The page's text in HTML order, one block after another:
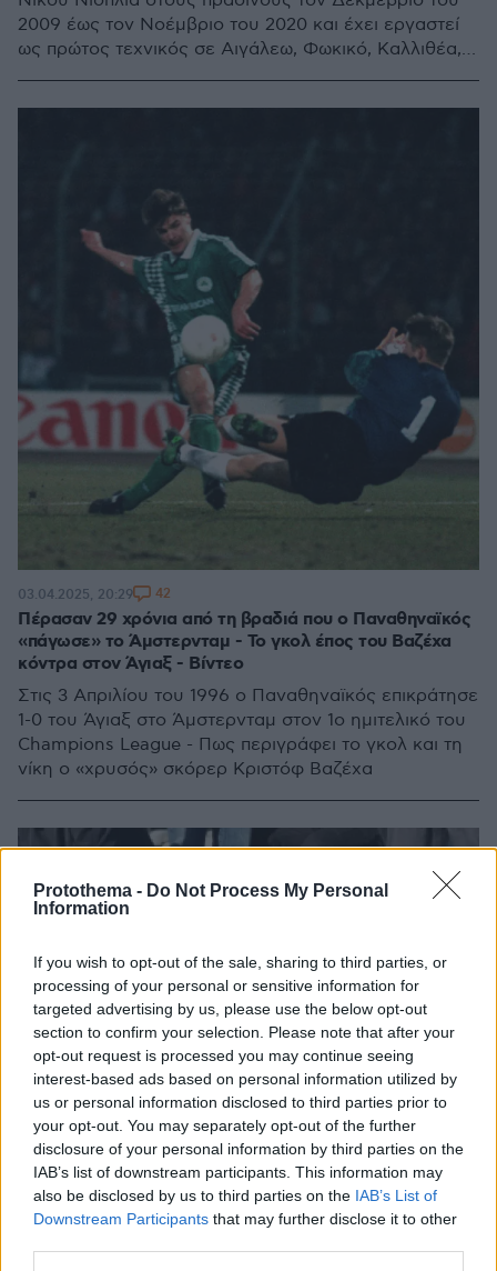
Protothema - Do Not Process My Personal
Information
If you wish to opt-out of the sale, sharing to third parties, or
processing of your personal or sensitive information for
targeted advertising by us, please use the below opt-out
section to confirm your selection. Please note that after your
opt-out request is processed you may continue seeing
interest-based ads based on personal information utilized by
us or personal information disclosed to third parties prior to
your opt-out. You may separately opt-out of the further
disclosure of your personal information by third parties on the
IAB’s list of downstream participants. This information may
also be disclosed by us to third parties on the IAB’s List of
Downstream Participants that may further disclose it to other
2009 έως τον Νοέμβριο του 2020 και έχει εργαστεί
ως πρώτος τεχνικός σε Αιγάλεω, Φωκικό, Καλλιθέα,
Πέρασαν 29 χρόνια από τη βραδιά που ο Παναθηναϊκός
«πάγωσε» το Άμστερνταμ - Το γκολ έπος του Βαζέχα
κόντρα στον Άγιαξ - Βίντεο
Στις 3 Απριλίου του 1996 ο Παναθηναϊκός επικράτησε
1-0 του Άγιαξ στο Άμστερνταμ στον 1ο ημιτελικό του
Champions League - Πως περιγράφει το γκολ και τη
νίκη ο «χρυσός» σκόρερ Κριστόφ Βαζέχα
03.04.2025, 20:29 42